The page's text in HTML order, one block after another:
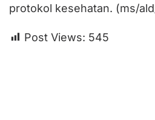
protokol kesehatan. (ms/
Post Views: 545